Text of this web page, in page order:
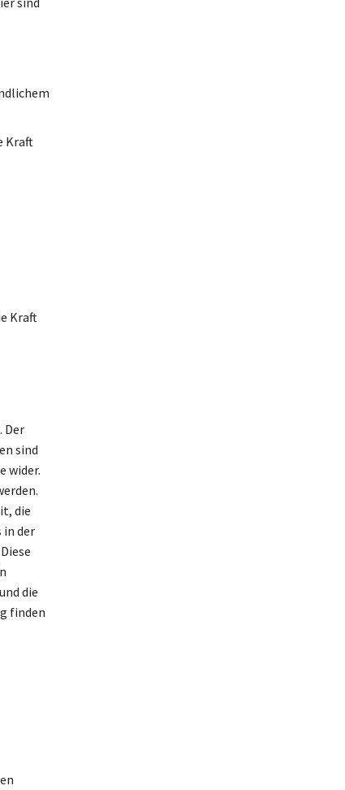
Kraft
Kraft
Der
sind
wider.
die
in der
die
finden